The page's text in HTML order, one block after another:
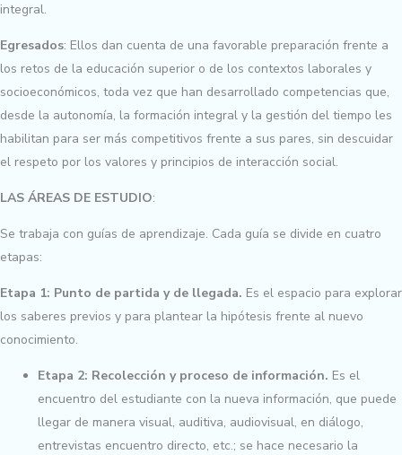
integral.
Egresados: Ellos dan cuenta de una favorable preparación frente a
los retos de la educación superior o de los contextos laborales y
socioeconómicos, toda vez que han desarrollado competencias que,
desde la autonomía, la formación integral y la gestión del tiempo les
habilitan para ser más competitivos frente a sus pares, sin descuidar
el respeto por los valores y principios de interacción social.
LAS ÁREAS DE ESTUDIO:
Se trabaja con guías de aprendizaje. Cada guía se divide en cuatro
etapas:
Etapa 1: Punto de partida y de llegada. Es el espacio para explorar
los saberes previos y para plantear la hipótesis frente al nuevo
conocimiento.
Etapa 2: Recolección y proceso de información. Es el
encuentro del estudiante con la nueva información, que puede
llegar de manera visual, auditiva, audiovisual, en diálogo,
entrevistas encuentro directo, etc.; se hace necesario la